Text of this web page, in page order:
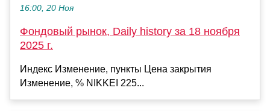
16:00, 20 Ноя
Фондовый рынок, Daily history за 18 ноября
2025 г.
Индекс Изменение, пункты Цена закрытия
Изменение, % NIKKEI 225...